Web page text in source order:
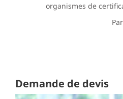
organismes de
Demande de devis